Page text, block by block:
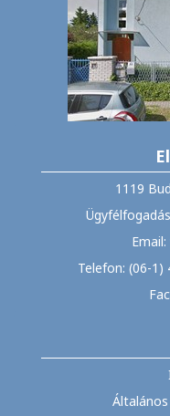
1119
Telefon: (06-1)